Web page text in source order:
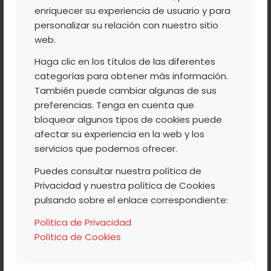
enriquecer su experiencia de usuario y para
personalizar su relación con nuestro sitio
web.
Haga clic en los títulos de las diferentes
categorías para obtener más información.
También puede cambiar algunas de sus
preferencias. Tenga en cuenta que
bloquear algunos tipos de cookies puede
afectar su experiencia en la web y los
servicios que podemos ofrecer.
Puedes consultar nuestra política de
Privacidad y nuestra política de Cookies
pulsando sobre el enlace correspondiente:
Política de Privacidad
Política de Cookies
COOPERATIVA,NUESTROS PRODUCTOS
TURISMO, VALLE DEL JERTE
JOSE RIBAGORDA Y EL
GRUPO DE ACCIÓN
LOCAL SOPRODEVAJE
SERÁN
GALARDONADOS ESTE